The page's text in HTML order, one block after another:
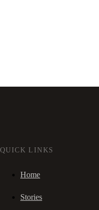
QUICK LINKS
Home
Stories